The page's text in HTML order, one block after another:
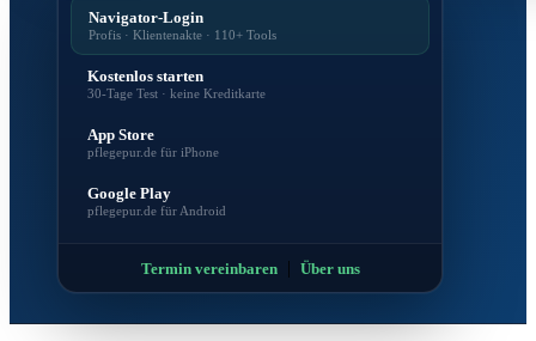
Navigator-Login
Profis · Klientenakte · 110+ Tools
Kostenlos starten
30-Tage Test · keine Kreditkarte
App Store
pflegepur.de für iPhone
Google Play
pflegepur.de für Android
Termin vereinbaren| Über uns